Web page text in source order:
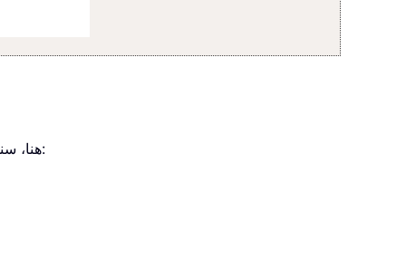
هنا، سنشرح لك كيفية إعداد رسائل الإدخال التي تُبلغ المستخدمين بقيود الأحرف قبل بدء الكتابة، كما هو موضح في لقطة الشاشة أدناه: